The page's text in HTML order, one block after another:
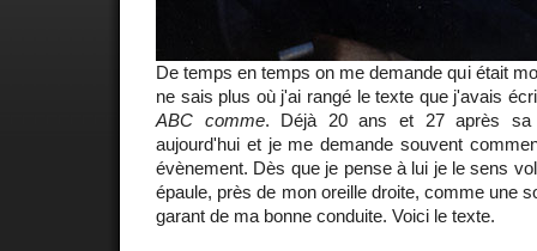
De temps en temps on me demande qui était
ne sais plus où j'ai rangé le texte que j'avais
ABC comme. Déjà 20 ans et 27 après
aujourd'hui et je me demande souvent
évènement. Dès que je pense à lui je le sens
épaule, près de mon oreille droite, comme une
garant de ma bonne conduite. Voici le texte.